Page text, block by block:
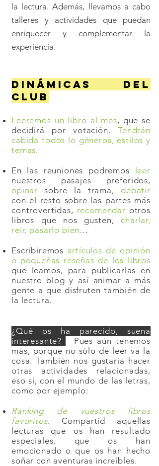
la lectura. Además, llevamos a cabo
talleres y actividades que puedan
enriquecer y complementar la
experiencia.
DINÁMICAS DEL
CLUB
Leeremos un libro al mes, que se
decidirá por votación.Tendrán
cabida todos lo géneros, estilos y
temas.
En las reuniones podremos
leer
nuestros pasajes preferidos,
opinar sobre la trama, debatir
con el resto sobre las partes más
controvertidas, recomendar otros
libros que nos gusten, charlar,
reír, pasarlo bien …
Escribiremos artículos de opinión
o pequeñas reseñas de los libros
que leamos, para publicarlas en
nuestro blog y así animar a más
gente a que disfruten también de
la lectura.
¿Qué os ha parecido, suena
interesante?
Pues aún tenemos
más, porque no sólo de leer va la
cosa. También nos gustaría hacer
otras actividades relacionadas,
eso sí, con el mundo de las letras,
como por ejemplo:
Ranking de vuestros libros
favoritos. Compartid aquellas
lecturas que os han resultado
especiales, que os han
emocionado o que os han hecho
soñar con aventuras increíbles.